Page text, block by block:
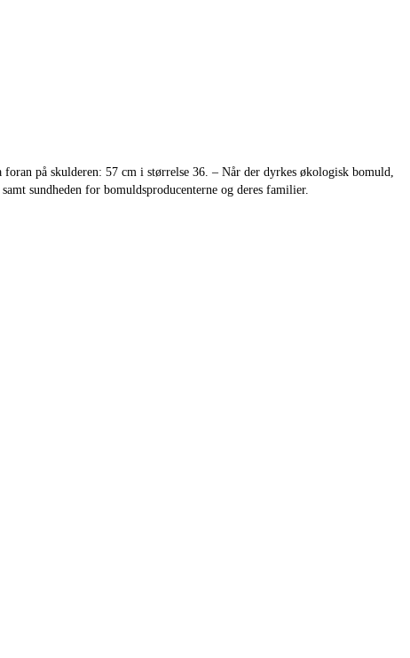
på skulderen: 57 cm i størrelse 36. – Når der dyrkes økologisk bomuld,
sundheden for bomuldsproducenterne og deres familier.